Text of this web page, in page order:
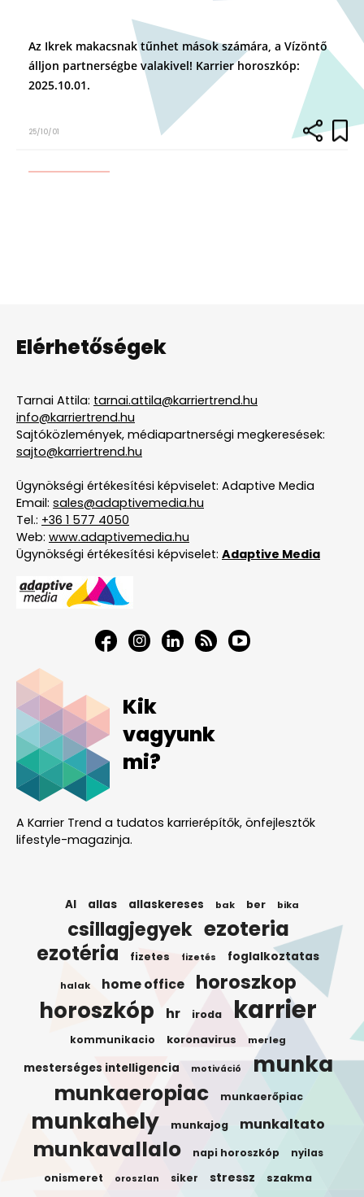
Az Ikrek makacsnak tűnhet mások számára, a Vízöntő
álljon partnerségbe valakivel! Karrier horoszkóp:
2025.10.01.
25/10/01
Elérhetőségek
Tarnai Attila: tarnai.attila@karriertrend.hu
info@karriertrend.hu
Sajtóközlemények, médiapartnerségi megkeresések:
sajto@karriertrend.hu
Ügynökségi értékesítési képviselet: Adaptive Media
Email: sales@adaptivemedia.hu
Tel.: +36 1 577 4050
Web: www.adaptivemedia.hu
Ügynökségi értékesítési képviselet: Adaptive Media
Kik
vagyunk
mi?
A Karrier Trend a tudatos karrierépítők, önfejlesztők
lifestyle-magazinja.
AI allas allaskereses bak ber bika
csillagjegyek ezoteria
ezotéria fizetes fizetés foglalkoztatas
halak home office horoszkop
horoszkóp hr iroda karrier
kommunikacio koronavirus merleg
mesterséges intelligencia motiváció munka
munkaeropiac munkaerőpiac
munkahely munkajog munkaltato
munkavallalo napi horoszkóp nyilas
onismeret oroszlan siker stressz szakma